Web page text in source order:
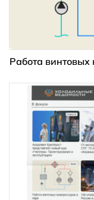
Работа винтовых